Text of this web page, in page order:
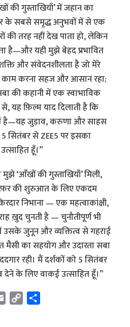
की गुस्ताखियाँ’ में जहान का
के सबसे समृद्ध अनुभवों में से एक
की तरह नहीं देख पाता हो, लेकिन
है—और यही मुझे बेहद प्रभावित
और संवेदनशीलता है जो मेरे
काम करना सहज और आसान रहा;
की कहानी में एक स्वाभाविक
यह फ़िल्म याद दिलाती है कि
है—यह जुड़ाव, करुणा और साहस
सितंबर से ZEE5 पर इसका
हूँ।”
‘आँखों की गुस्ताखियाँ’ मिली,
की शुरुआत के लिए एकदम
निभाना — एक महत्वाकांक्षी,
ख़ुद चुनती है — चुनौतीपूर्ण भी
जुनून और व्यक्तित्व से गहराई
मैसी का सहयोग और उदारता सबा
रही। मैं दर्शकों को 5 सितंबर
के लिए वाकई उत्साहित हूँ।”
E
C